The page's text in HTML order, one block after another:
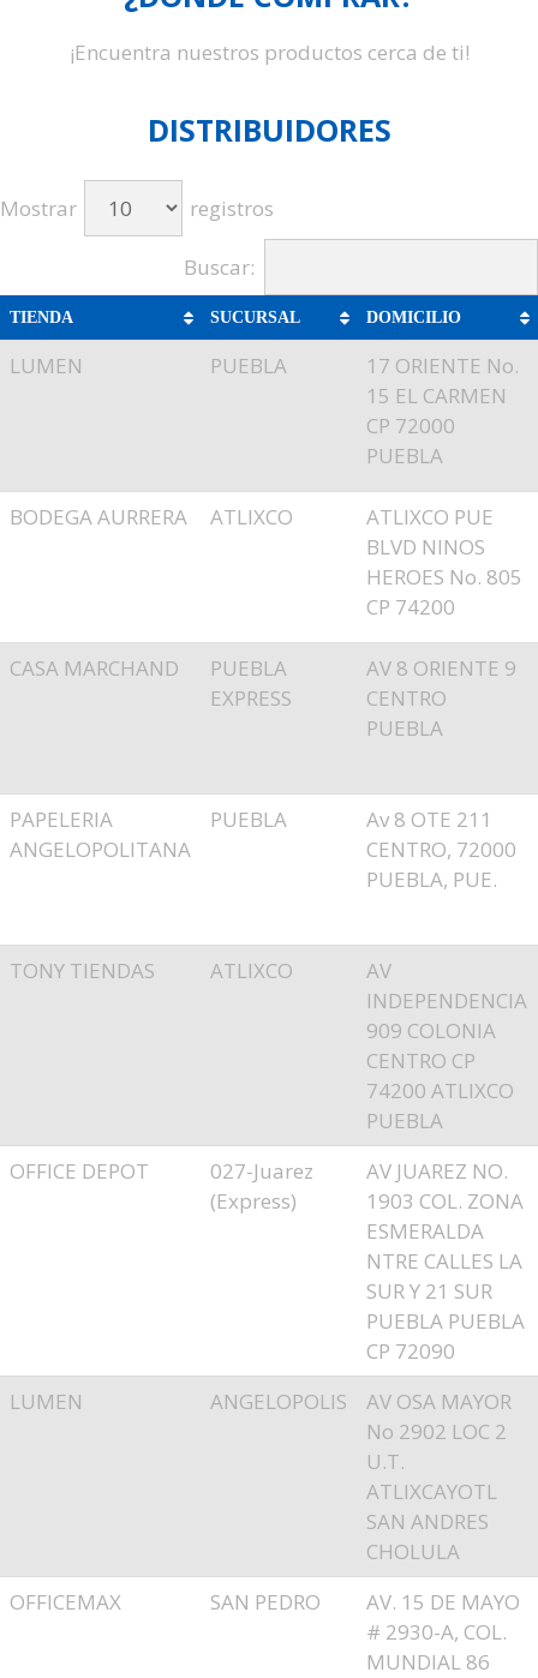
¡Encuentra nuestros productos cerca de ti!
DISTRIBUIDORES
Mostrar registros
Buscar:
TIENDA SUCURSAL DOMICILIO
LUMEN PUEBLA
17 ORIENTE No.
15 EL CARMEN
CP 72000
PUEBLA
BODEGA AURRERA ATLIXCO
ATLIXCO PUE
BLVD NINOS
HEROES No. 805
CP 74200
CASA MARCHAND
PUEBLA
EXPRESS
AV 8 ORIENTE 9
CENTRO
PUEBLA
PAPELERIA
ANGELOPOLITANA
PUEBLA
Av 8 OTE 211
CENTRO, 72000
PUEBLA, PUE.
TONY TIENDAS ATLIXCO
AV
INDEPENDENCIA
909 COLONIA
CENTRO CP
74200 ATLIXCO
PUEBLA
OFFICE DEPOT
027-Juarez
(Express)
AV JUAREZ NO.
1903 COL. ZONA
ESMERALDA
NTRE CALLES LA
SUR Y 21 SUR
PUEBLA PUEBLA
CP 72090
LUMEN
ANGELOPOLIS
AV OSA MAYOR
No 2902 LOC 2
U.T.
ATLIXCAYOTL
SAN ANDRES
CHOLULA
OFFICEMAX
SAN PEDRO
AV. 15 DE MAYO
# 2930-A, COL.
MUNDIAL 86